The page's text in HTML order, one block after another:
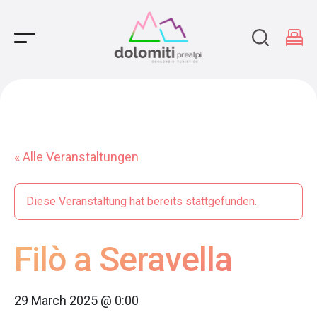
Main Navigation
« Alle Veranstaltungen
Diese Veranstaltung hat bereits stattgefunden.
Filò a Seravella
29 March 2025 @ 0:00